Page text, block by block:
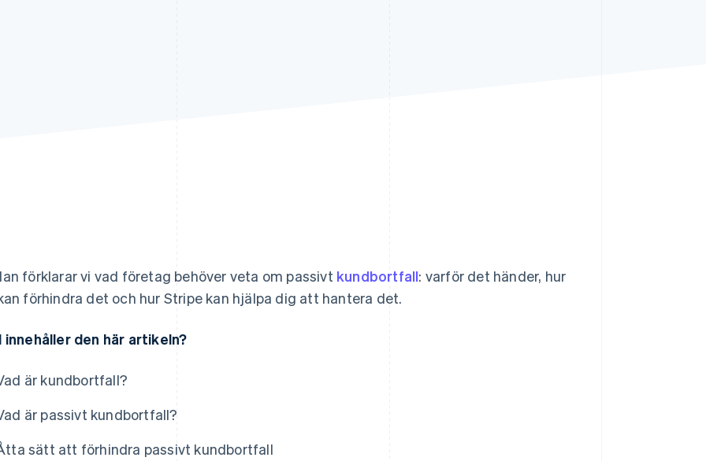
förklarar vi vad företag behöver veta om passivt kundbortfall: varför det händer, hur
förhindra det och hur Stripe kan hjälpa dig att hantera det.
innehåller den här artikeln?
är kundbortfall?
är passivt kundbortfall?
sätt att förhindra passivt kundbortfall